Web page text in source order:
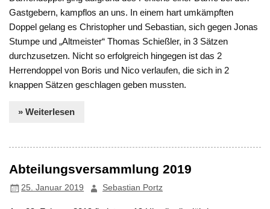
Gastgebern, kampflos an uns. In einem hart umkämpften
Doppel gelang es Christopher und Sebastian, sich gegen Jonas
Stumpe und „Altmeister“ Thomas Schießler, in 3 Sätzen
durchzusetzen. Nicht so erfolgreich hingegen ist das 2
Herrendoppel von Boris und Nico verlaufen, die sich in 2
knappen Sätzen geschlagen geben mussten.
» Weiterlesen
Abteilungsversammlung 2019
25. Januar 2019 Sebastian Portz